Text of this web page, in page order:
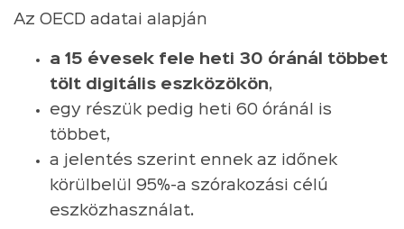
Az OECD adatai alapján
a 15 évesek fele heti 30 óránál többet
tölt digitális eszközökön,
egy részük pedig heti 60 óránál is
többet,
a jelentés szerint ennek az időnek
körülbelül 95%-a szórakozási célú
eszközhasználat.